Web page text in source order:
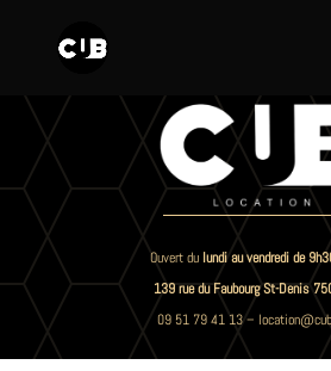
Ouvert du lundi au vendredi de
139 rue du Faubourg St-Denis
09 51 79 41 13–